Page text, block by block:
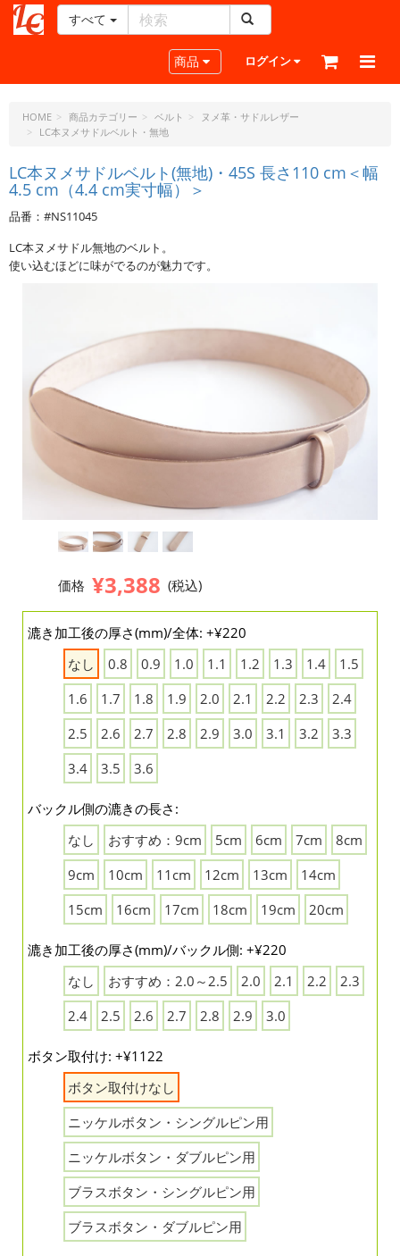
ー
ラ
フ
ド
ッ
ト・
ェ
ー
すべて
Toggle navigation
商品 ログイン
HOME 商品カテゴリー ベルト
ヌメ革・サドルレザー
LC本ヌメサドルベルト・無地
LC本ヌメサドルベルト(無地)・45S 長さ110 cm＜幅
4.5 cm（4.4 cm実寸幅）＞
品番：#NS11045
LC本ヌメサドル無地のベルト。
使い込むほどに味がでるのが魅力です。
価格 ¥3,388 (税込)
漉き加工後の厚さ(mm)/全体: +¥220
なし
0.8 0.9 1.0 1.1 1.2 1.3 1.4
1.5
1.6
1.7 1.8 1.9 2.0 2.1 2.2 2.3
2.4
2.5
2.6 2.7 2.8 2.9 3.0 3.1 3.2
3.3
3.4
3.5 3.6
バックル側の漉きの長さ:
なし
おすすめ：9cm 5cm 6cm 7cm
8cm
9cm
10cm 11cm 12cm 13cm
14cm
15cm
16cm 17cm 18cm 19cm 20cm
漉き加工後の厚さ(mm)/バックル側: +¥220
なし
おすすめ：2.0～2.5 2.0 2.1 2.2
2.3
2.4
2.5 2.6 2.7 2.8 2.9 3.0
ボタン取付け: +¥1122
ボタン取付けなし
ニッケルボタン・シングルピン用
ニッケルボタン・ダブルピン用
ブラスボタン・シングルピン用
ブラスボタン・ダブルピン用